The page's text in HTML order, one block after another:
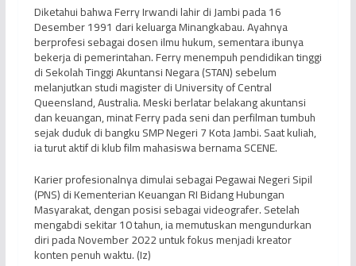
Diketahui bahwa Ferry Irwandi lahir di Jambi pada 16
Desember 1991 dari keluarga Minangkabau. Ayahnya
berprofesi sebagai dosen ilmu hukum, sementara ibunya
bekerja di pemerintahan. Ferry menempuh pendidikan tinggi
di Sekolah Tinggi Akuntansi Negara (STAN) sebelum
melanjutkan studi magister di University of Central
Queensland, Australia. Meski berlatar belakang akuntansi
dan keuangan, minat Ferry pada seni dan perfilman tumbuh
sejak duduk di bangku SMP Negeri 7 Kota Jambi. Saat kuliah,
ia turut aktif di klub film mahasiswa bernama SCENE.
Karier profesionalnya dimulai sebagai Pegawai Negeri Sipil
(PNS) di Kementerian Keuangan RI Bidang Hubungan
Masyarakat, dengan posisi sebagai videografer. Setelah
mengabdi sekitar 10 tahun, ia memutuskan mengundurkan
diri pada November 2022 untuk fokus menjadi kreator
konten penuh waktu. (Iz)